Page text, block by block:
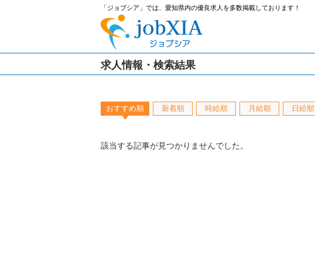
「ジョブシア」では、愛知県内の優良求人を多数掲載しております！
求人情報・検索結果
おすすめ順 新着順 時給順 月給順 日給順
該当する記事が見つかりませんでした。